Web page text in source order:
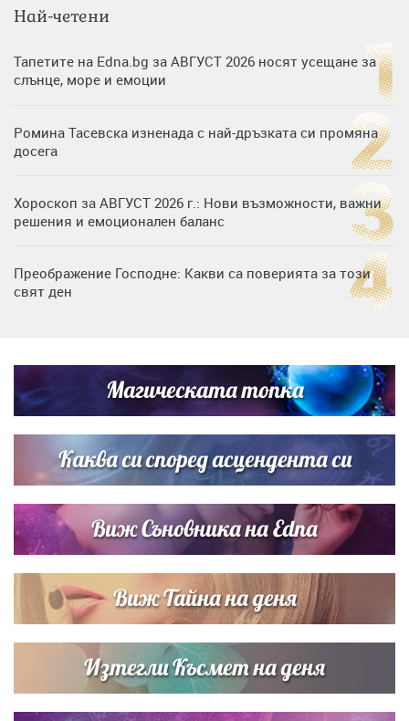
Най-четени
Тапетите на Edna.bg за АВГУСТ 2026 носят усещане за
слънце, море и емоции
Ромина Тасевска изненада с най-дръзката си промяна
досега
Хороскоп за АВГУСТ 2026 г.: Нови възможности, важни
решения и емоционален баланс
Преображение Господне: Какви са поверията за този
свят ден
си деца на семейна морска приказка
Звездна ваканция в Майорка: Дженифър Анистън,
Кортни Кокс и Джим Къртис заедно на яхта
Магическата топка
Каква си според асцендента си
Виж Съновника на Edna
Виж Тайна на деня
Изтегли Късмет на деня